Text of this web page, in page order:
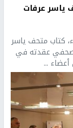
ياسر عرفات
كتاب متحف ياسر
صحفي عقدته في
...